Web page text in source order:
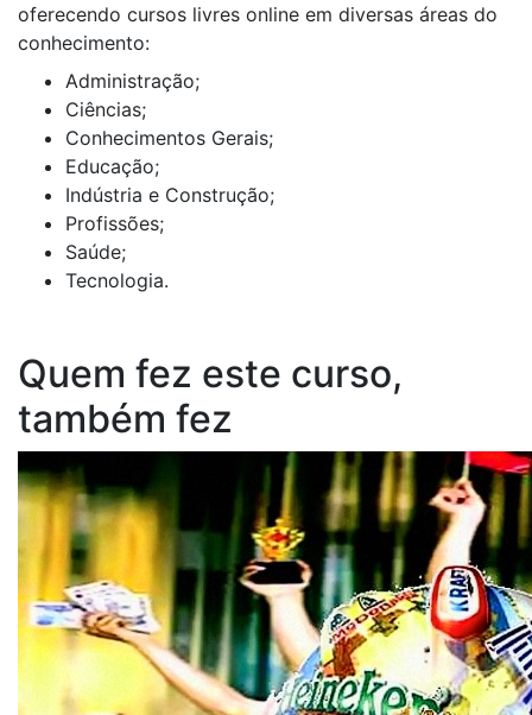
oferecendo cursos livres online em diversas áreas do
conhecimento:
Administração;
Ciências;
Conhecimentos Gerais;
Educação;
Indústria e Construção;
Profissões;
Saúde;
Tecnologia.
Quem fez este curso,
também fez